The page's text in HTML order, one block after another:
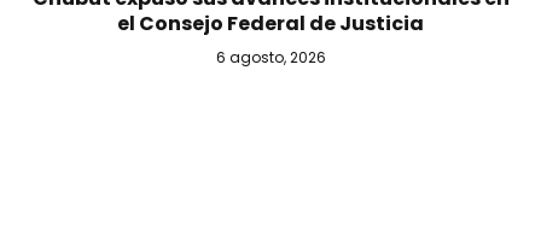
el Consejo Federal de Justicia
6 agosto, 2026